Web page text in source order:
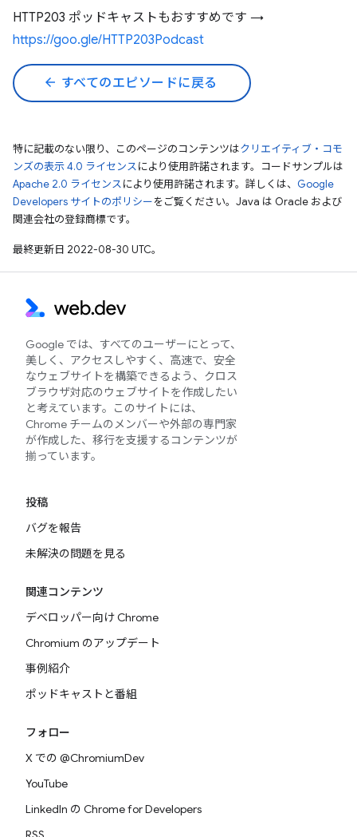
HTTP203 ポッドキャストもおすすめです →
https://goo.gle/HTTP203Podcast
arrow_back すべてのエピソードに戻る
特に記載のない限り、このページのコンテンツはクリエイティブ・コモ
ンズの表示 4.0 ライセンスにより使用許諾されます。コードサンプルは
Apache 2.0 ライセンスにより使用許諾されます。詳しくは、 Google
Developers サイトのポリシーをご覧ください。Java は Oracle および
関連会社の登録商標です。
最終更新日 2022-08-30 UTC。
Google では、すべてのユーザーにとって、
美しく、アクセスしやすく、高速で、安全
なウェブサイトを構築できるよう、クロス
ブラウザ対応のウェブサイトを作成したい
と考えています。このサイトには、
Chrome チームのメンバーや外部の専門家
が作成した、移行を支援するコンテンツが
揃っています。
投稿
バグを報告
未解決の問題を見る
関連コンテンツ
デベロッパー向け Chrome
Chromium のアップデート
事例紹介
ポッドキャストと番組
フォロー
X での @ChromiumDev
YouTube
LinkedIn の Chrome for Developers